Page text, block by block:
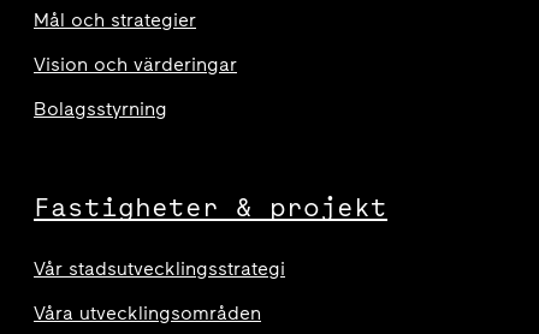
Mål och strategier
Vision och värderingar
Bolagsstyrning
Fastigheter & projekt
Vår stadsutvecklingsstrategi
Våra utvecklingsområden